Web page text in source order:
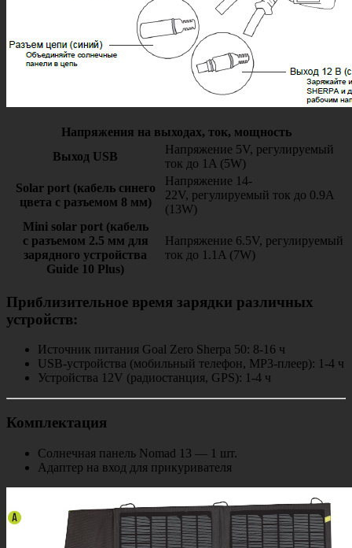
Напряжения на выходах, ток, мощность
Выход USB
Напряжение 5V, регулируемый
ток до 1A (5W)
Solar port (кабель синего
цвета с разъемом 8 мм)
Напряжение 14-
22V, регулируемый ток до 0.9A
(13W)
Mini solar port (кабель
с разъемом 2.5 мм для
зарядного устройства
Guide 10 Plus)
Напряжение 6.5V, регулируемый
ток до 1.1A (7W)
Приблизительное время зарядки различных
устройств:
Источник питания Goal Zero Sherpa 50: 8-16 ч
USB-устройства (мобильный телефон, MP3-плеер): 1-4 ч
Устройства 12V (радиостанция, GPS): 1-4 ч
Комплектация
Солнечная панель Nomad 13 — 1 шт.
Адаптер на вход для прикуривателя